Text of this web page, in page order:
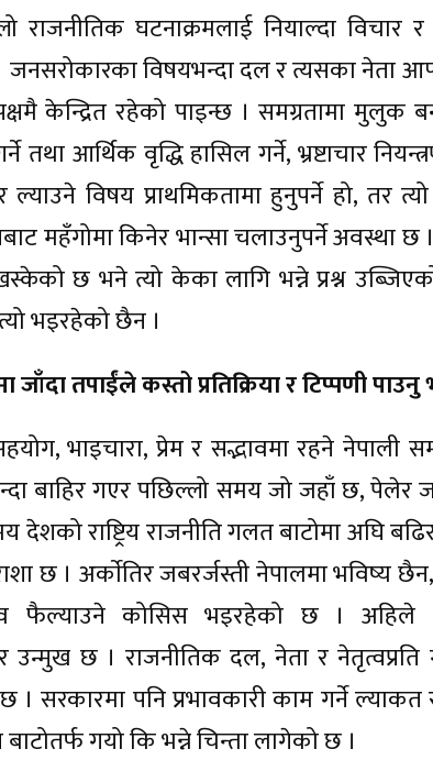
राजनीतिक घटनाक्रमलाई नियाल्दा विचार
विषयभन्दा दल र त्यसका नेता
पक्षमै केन्द्रित रहेको पाइन्छ । समग्रतामा मुलुक
तथा आर्थिक वृद्धि हासिल गर्ने, भ्रष्टाचार
ल्याउने विषय प्राथमिकतामा हुनुपर्ने हो, तर
महँगोमा किनेर भान्सा चलाउनुपर्ने अवस्था छ
छ भने त्यो केका लागि भन्ने प्रश्न
भइरहेको छैन ।
जाँदा तपाईंले कस्तो प्रतिक्रिया र टिप्पणी
भाइचारा, प्रेम र सद्भावमा रहने नेपाली
बाहिर गएर पछिल्लो समय जो जहाँ छ, पेलेर
देशको राष्ट्रिय राजनीति गलत बाटोमा अघि
छ । अर्काेतिर जबरर्जस्ती नेपालमा भविष्य
फैल्याउने कोसिस भइरहेको छ । अहिले
उन्मुख छ । राजनीतिक दल, नेता र
। सरकारमा पनि प्रभावकारी काम गर्ने
गयो कि भन्ने चिन्ता लागेको छ ।